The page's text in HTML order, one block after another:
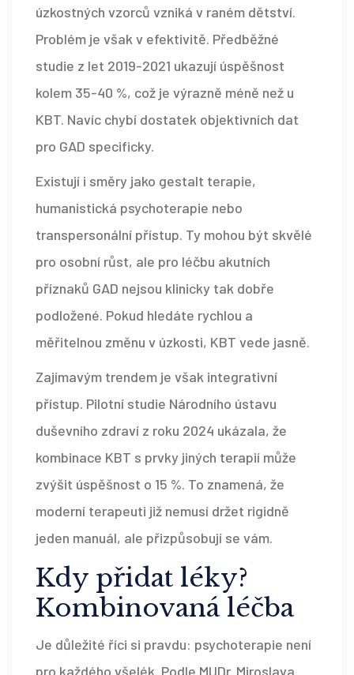
úzkostných vzorců vzniká v raném dětství.
Problém je však v efektivitě. Předběžné
studie z let 2019-2021 ukazují úspěšnost
kolem 35-40 %, což je výrazně méně než u
KBT. Navíc chybí dostatek objektivních dat
pro GAD specificky.
Existují i směry jako gestalt terapie,
humanistická psychoterapie nebo
transpersonální přístup. Ty mohou být skvělé
pro osobní růst, ale pro léčbu akutních
příznaků GAD nejsou klinicky tak dobře
podložené. Pokud hledáte rychlou a
měřitelnou změnu v úzkosti, KBT vede jasně.
Zajímavým trendem je však integrativní
přístup. Pilotní studie Národního ústavu
duševního zdraví z roku 2024 ukázala, že
kombinace KBT s prvky jiných terapií může
zvýšit úspěšnost o 15 %. To znamená, že
moderní terapeuti již nemusí držet rigidně
jeden manuál, ale přizpůsobují se vám.
Kdy přidat léky?
Kombinovaná léčba
Je důležité říci si pravdu: psychoterapie není
pro každého všelék. Podle MUDr. Miroslava